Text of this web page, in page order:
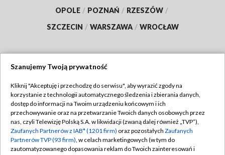
OPOLE / POZNAŃ / RZESZÓW /
SZCZECIN / WARSZAWA / WROCŁAW
TVP
Abonament TVP
Emisja w TVP
Centrum informacji TVP
Regulamin TVP
Polityka prywatności
Moje zgody
Szanujemy Twoją prywatność
Kliknij "Akceptuję i przechodzę do serwisu", aby wyrazić zgody na
korzystanie z technologii automatycznego śledzenia i zbierania danych,
dostęp do informacji na Twoim urządzeniu końcowym i ich
przechowywanie oraz na przetwarzanie Twoich danych osobowych przez
nas, czyli Telewizję Polską S.A. w likwidacji (zwaną dalej również „TVP”),
Zaufanych Partnerów z IAB* (1201 firm) oraz pozostałych Zaufanych
Partnerów TVP (93 firm), w celach marketingowych (w tym do
zautomatyzowanego dopasowania reklam do Twoich zainteresowań i